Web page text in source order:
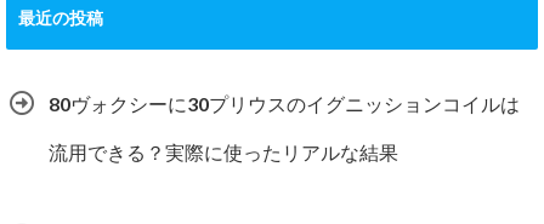
最近の投稿
80ヴォクシーに30プリウスのイグニッションコイルは
流用できる？実際に使ったリアルな結果